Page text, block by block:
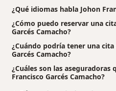
¿Qué idiomas habla Johon
¿Cómo puedo reservar una
Garcés Camacho?
¿Cuándo podría tener una cita
Garcés Camacho?
¿Cuáles son las aseguradoras
Francisco Garcés Camacho?